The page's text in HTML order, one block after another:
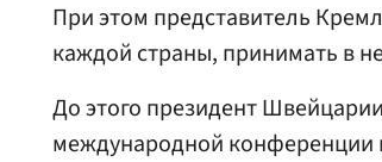
При этом представитель
каждой страны, принимать в
До этого президент
международной конференции